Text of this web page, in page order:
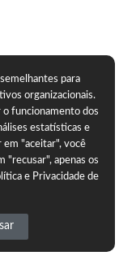
para
organizacionais.
o funcionamento dos
estatísticas e
"aceitar", você
"recusar", apenas os
e Privacidade de